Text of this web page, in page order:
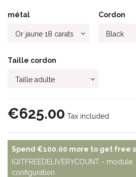
métal Cordon
Taille cordon
€625.00 Tax included
Spend €100.00 more to get free
IQITFREEDELIVERYCOUNT -
configuration